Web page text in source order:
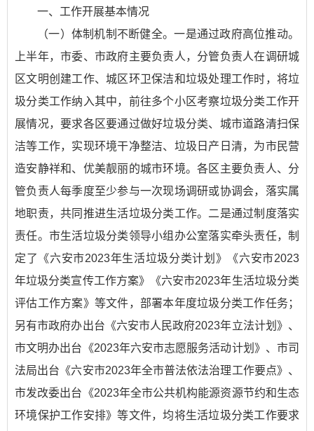
一、工作开展基本情况
（一）体制机制不断健全。一是通过政府高位推动。
上半年，市委、市政府主要负责人，分管负责人在调研城
区文明创建工作、城区环卫保洁和垃圾处理工作时，将垃
圾分类工作纳入其中，前往多个小区考察垃圾分类工作开
展情况，要求各区要通过做好垃圾分类、城市道路清扫保
洁等工作，实现环境干净整洁、垃圾日产日清，为市民营
造安静祥和、优美靓丽的城市环境。各区主要负责人、分
管负责人每季度至少参与一次现场调研或协调会，落实属
地职责，共同推进生活垃圾分类工作。二是通过制度落实
责任。市生活垃圾分类领导小组办公室落实牵头责任，制
定了 《六安市2023年生活垃圾分类计划》
《六安市2023
年垃圾分类宣传工作方案》
《六安市2023年生活垃圾分类
评估工作方案》 等文件，部署本年度垃圾分类工作任务；
另有市政府办出台 《六安市人民政府2023年立法计划》 、
市文明办出台 《2023年六安市志愿服务活动计划》 、市司
法局出台 《六安市2023年全市普法依法治理工作要点》 、
市发改委出台 《2023年全市公共机构能源资源节约和生态
环境保护工作安排》等文件，均将生活垃圾分类工作要求